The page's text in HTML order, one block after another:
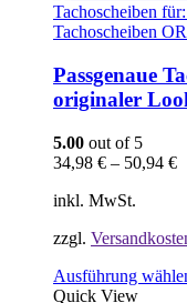
Tachoscheiben
Tachoscheiben
Passgenaue
originaler
5.00 out of 5
34,98 € – 50,94 €
inkl. MwSt.
zzgl.
Ausführung
Quick View